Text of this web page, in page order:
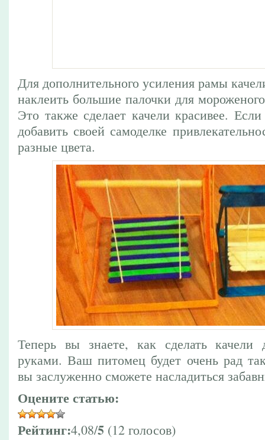
Для дополнительного усиления рамы
наклеить большие палочки для
Это также сделает качели красивее.
добавить своей самоделке
разные цвета.
Теперь вы знаете, как сделать качели
руками. Ваш питомец будет очень рад
вы заслуженно сможете насладиться
Оцените статью:
Рейтинг:4,08/5 (12 голосов)